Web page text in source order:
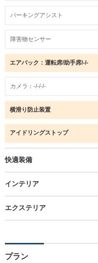
パーキングアシスト
障害物センサー
エアバック：運転席/助手席/-/-
カメラ：-/-/-/-
横滑り防止装置
アイドリングストップ
快適装備
インテリア
エクステリア
プラン